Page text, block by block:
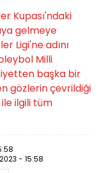
Kupası'ndaki
gelmeye
Ligi'ne adını
Milli
başka bir
gözlerin çevrildiği
ilgili tüm
- 15:58